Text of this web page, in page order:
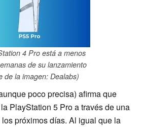
4 Pro está a menos
de su lanzamiento
de la imagen: Dealabs)
poco precisa) afirma que
PlayStation 5 Pro a través de una
próximos días. Al igual que la